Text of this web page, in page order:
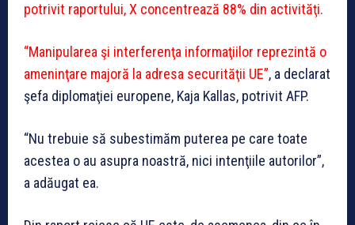
potrivit raportului, X concentrează 88% din activităţi.
“Manipularea şi interferenţa informaţiilor reprezintă o
ameninţare majoră la adresa securităţii UE”, a declarat
şefa diplomaţiei europene, Kaja Kallas, potrivit AFP.
“Nu trebuie să subestimăm puterea pe care toate
acestea o au asupra noastră, nici intenţiile autorilor”,
a adăugat ea.